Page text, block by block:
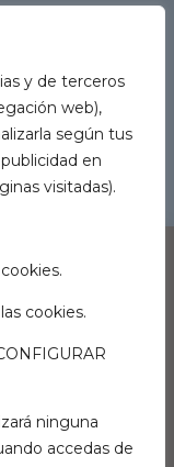
y de terceros
web),
según tus
en
visitadas).
cookies.
ninguna
accedas de